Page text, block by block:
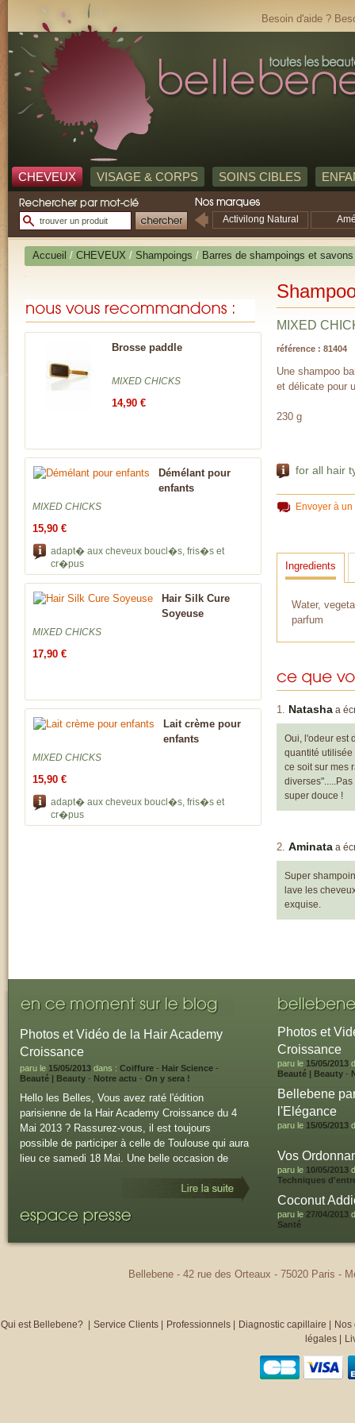
Besoin d'aide ?
CHEVEUX VISAGE & CORPS SOINS CIBLES
Activilong Natural
Accueil / CHEVEUX / Shampoings / Barres de shampoings et savons
Brosse paddle
MIXED CHICKS
14,90 €
Démélant pour
enfants
MIXED CHICKS
15,90 €
adapt� aux cheveux boucl�s, fris�s et
cr�pus
Hair Silk Cure
Soyeuse
MIXED CHICKS
17,90 €
Lait crème pour
enfants
MIXED CHICKS
15,90 €
adapt� aux cheveux boucl�s, fris�s et
cr�pus
MIXED
référence : 81404
Une shampoo
et délicate pour
230 g
for all hair
Envoyer à un
Ingredients
Water,
parfum
Natasha a
Oui, l'odeur est
quantité utilisée
ce soit sur mes
super douce !
Aminata a
Super
lave les
exquise.
Photos et Vidéo de la Hair Academy
Croissance
paru le 15/05/2013 dans : Coiffure - Hair Science -
Beauté | Beauty - Notre actu - On y sera !
Hello les Belles, Vous avez raté l'édition
parisienne de la Hair Academy Croissance du 4
Mai 2013 ? Rassurez-vous, il est toujours
possible de participer à celle de Toulouse qui aura
lieu ce samedi 18 Mai. Une belle occasion de
Team Bellebene et des autres femmes qui
chevelure en
Photos et
Croissance
paru le 15/05/2013
Beauté | Beauty -
Bellebene
l'Elégance
paru le 15/05/2013
Vos
paru le 10/05/2013
Techniques
Coconut
paru le 27/04/2013
Santé
Bellebene - 42 rue des Orteaux - 75020 Paris -
Qui est Bellebene? Service Clients Professionnels Diagnostic capillaire
Nos
légales|